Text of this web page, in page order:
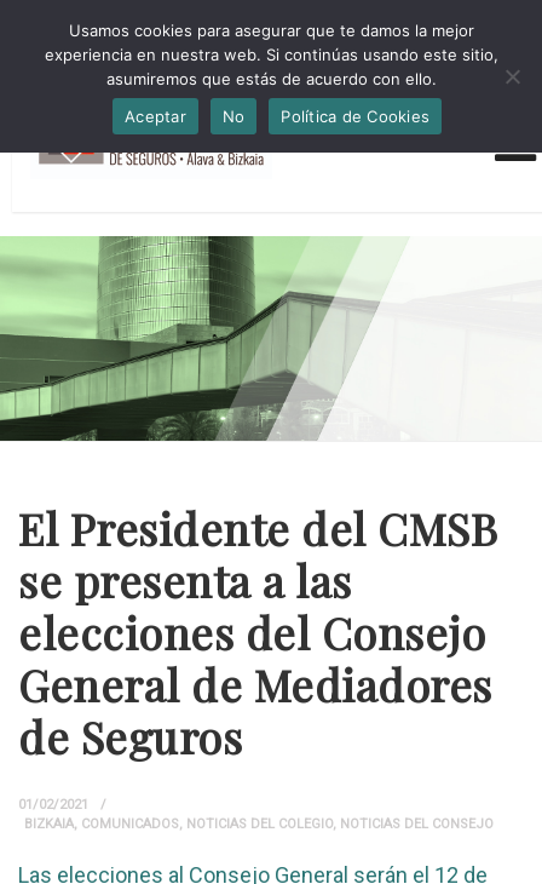
HORARIO INVIERNO Lun-Jue 09:00-16:30 Vier 9:00-14:00
administracion@cmsab.eus 94.442.43.43 Móvil y Whatsapp
688.889.170
El Presidente del CMSB
se presenta a las
elecciones del Consejo
General de Mediadores
de Seguros
01/02/2021
BIZKAIA, COMUNICADOS, NOTICIAS DEL COLEGIO, NOTICIAS DEL CONSEJO
Las elecciones al Consejo General serán el 12 de
Usamos cookies para asegurar que te damos la mejor
experiencia en nuestra web. Si continúas usando este sitio,
asumiremos que estás de acuerdo con ello.
Aceptar
No Política de Cookies